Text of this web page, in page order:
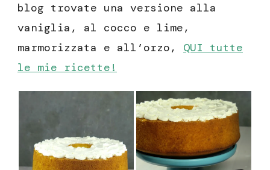
blog trovate una versione alla
vaniglia, al cocco e lime,
marmorizzata e all’orzo, QUI tutte
le mie ricette!